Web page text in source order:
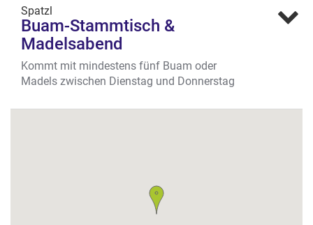
Spatzl
Buam-Stammtisch &
Madelsabend
Kommt mit mindestens fünf Buam oder
Madels zwischen Dienstag und Donnerstag
und der dritten Getränkerunde einen Pitcher